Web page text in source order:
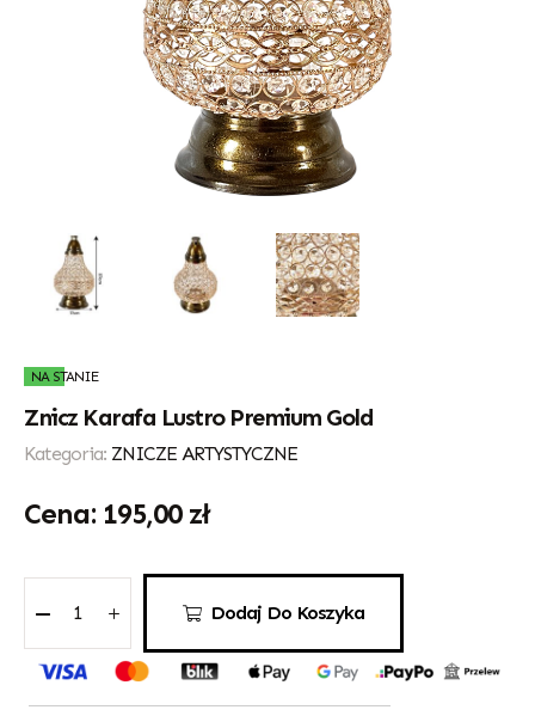
NA STANIE
Znicz Karafa Lustro Premium Gold
Kategoria: ZNICZE ARTYSTYCZNE
195,00 zł
Dodaj Do Koszyka